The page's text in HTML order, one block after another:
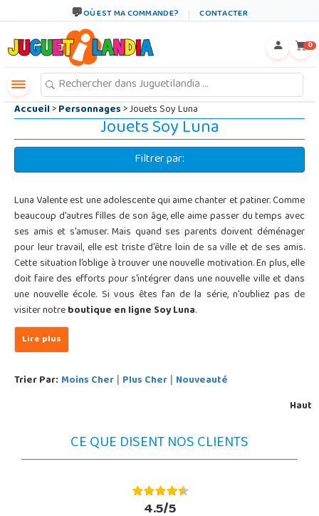
OÙ EST MA COMMANDE? CONTACTER
0
Accueil>Personnages> Jouets Soy Luna
Jouets Soy Luna
Filtrer par:
Luna Valente est une adolescente qui aime chanter et patiner. Comme
beaucoup d'autres filles de son âge, elle aime passer du temps avec
ses amis et s'amuser. Mais quand ses parents doivent déménager
pour leur travail, elle est triste d'être loin de sa ville et de ses amis.
Cette situation l’oblige à trouver une nouvelle motivation. En plus, elle
doit faire des efforts pour s'intégrer dans une nouvelle ville et dans
une nouvelle école. Si vous êtes fan de la série, n'oubliez pas de
visiter notreboutique en ligne Soy Luna.
Trier Par: Moins Cher | Plus Cher | Nouveauté
Haut
CE QUE DISENT NOS CLIENTS
4.5/5